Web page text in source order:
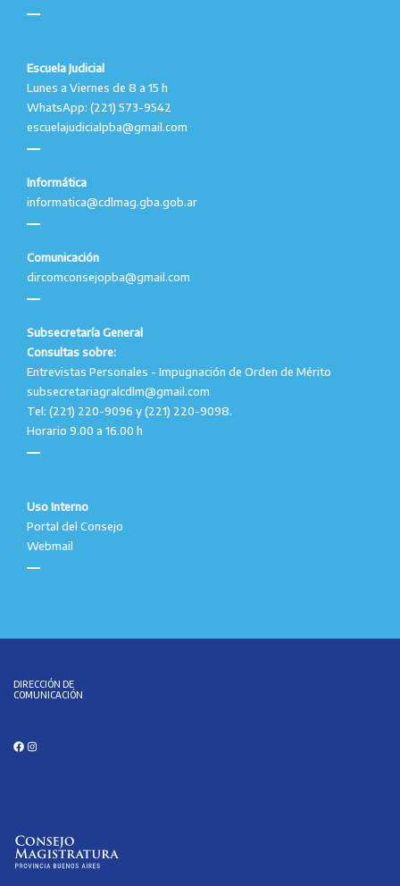
Escuela Judicial
Lunes a Viernes de 8 a 15 h
WhatsApp: (221) 573-9542
escuelajudicialpba@gmail.com
Informática
informatica@cdlmag.gba.gob.ar
Comunicación
dircomconsejopba@gmail.com
Subsecretaría General
Consultas sobre:
Entrevistas Personales - Impugnación de Orden de Mérito
subsecretariagralcdlm@gmail.com
Tel: (221) 220-9096 y (221) 220-9098.
Horario 9.00 a 16.00 h
Uso Interno
Portal del Consejo
Webmail
DIRECCIÓN DE
COMUNICACIÓN